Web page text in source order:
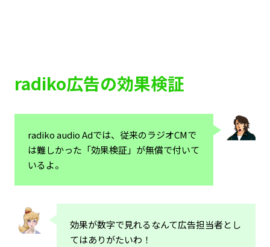
radiko広告の効果検証
radiko audio Adでは、従来のラジオCMで
は難しかった「効果検証」が無償で付いて
いるよ。
効果が数字で見れるなんて広告担当者とし
てはありがたいわ！